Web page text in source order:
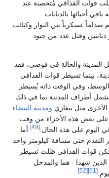
قوات القذافي مُتحصنة عند
أحيائها بالدبابات
عسكرياً بين الثوار وكتائب
دبابتين وقتل عدد من جنود
المدينة والحالة في فوضى، فقد
بينما تسيطر قوات القذافي
وفي الوقت ذاته يُسيطر
أطراف المدينة بما في ذلك
مثل بنغازي ومدينة البيضاء
على بعض هذه الأجزاء من وقت
اليوم على هذه الحال. [49]
أما
التقدم حتى مسافة كيلومتر واحد
قوات القذافي ظلت تسيطر
الذين شهدا - هما والمدخل
[51]
[52]